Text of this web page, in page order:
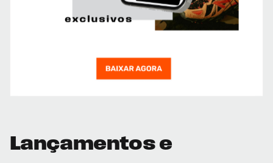
Lançamentos e